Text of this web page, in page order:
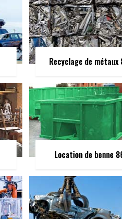
Recyclage de métaux
Location de benne